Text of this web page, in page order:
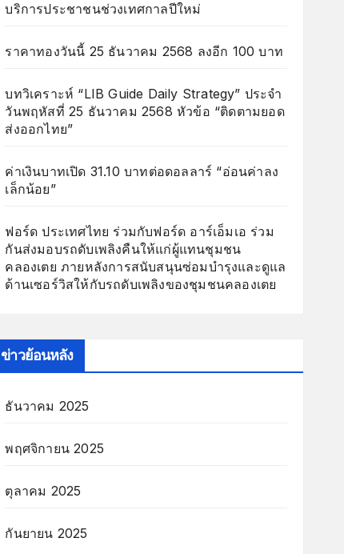
บริการประชาชนช่วงเทศกาลปีใหม่
ราคาทองวันนี้ 25 ธันวาคม 2568 ลงอีก 100 บาท
บทวิเคราะห์ “LIB Guide Daily Strategy” ประจำ
วันพฤหัสที่ 25 ธันวาคม 2568 หัวข้อ “ติดตามยอด
ส่งออกไทย”
ค่าเงินบาทเปิด 31.10 บาทต่อดอลลาร์ “อ่อนค่าลง
เล็กน้อย”
ฟอร์ด ประเทศไทย ร่วมกับฟอร์ด อาร์เอ็มเอ ร่วม
กันส่งมอบรถดับเพลิงคืนให้แก่ผู้แทนชุมชน
คลองเตย ภายหลังการสนับสนุนซ่อมบำรุงและดูแล
ด้านเซอร์วิสให้กับรถดับเพลิงของชุมชนคลองเตย
ข่าวย้อนหลัง
ธันวาคม 2025
พฤศจิกายน 2025
ตุลาคม 2025
กันยายน 2025